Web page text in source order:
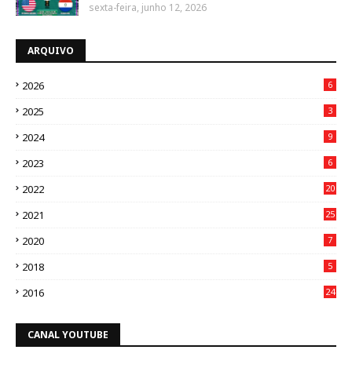
sexta-feira, junho 12, 2026
ARQUIVO
2026 6
2025 3
2024 9
2023 6
2022 20
2021 25
2020 7
2018 5
2016 24
CANAL YOUTUBE